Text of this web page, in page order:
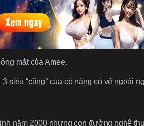
mắt của Amee.
siêu “căng” của cô nàng có vẻ ngoài
năm 2000 nhưng con đường nghệ